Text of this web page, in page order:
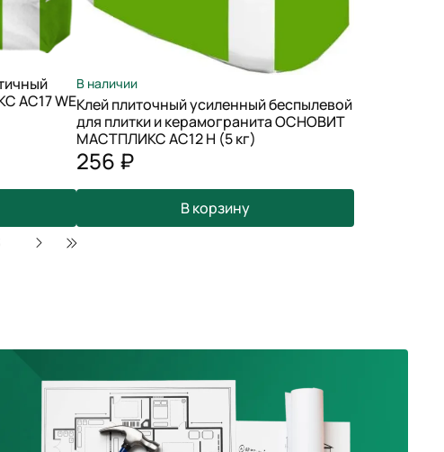
AC17 WЕ
В наличии
Клей плиточный усиленный беспылевой
для плитки и керамогранита ОСНОВИТ
МАСТПЛИКС АС12 H (5 кг)
256 ₽
В корзину